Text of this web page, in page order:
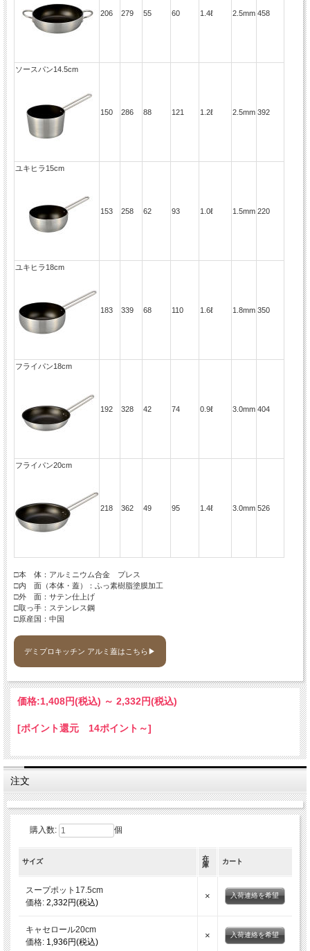
206 279 55 60 1.4ℓ 2.5mm 458
ソースパン14.5cm
150 286 88 121 1.2ℓ 2.5mm 392
ユキヒラ15cm
153 258 62 93 1.0ℓ 1.5mm 220
ユキヒラ18cm
183 339 68 110 1.6ℓ 1.8mm 350
フライパン18cm
192 328 42 74 0.9ℓ 3.0mm 404
フライパン20cm
218 362 49 95 1.4ℓ 3.0mm 526
□本 体：アルミニウム合金 プレス
□内 面（本体・蓋）：ふっ素樹脂塗膜加工
□外 面：サテン仕上げ
□取っ手：ステンレス鋼
□原産国：中国
デミプロキッチン アルミ蓋はこちら▶
価格:1,408円(税込) ～ 2,332円(税込)
[ポイント還元 14ポイント～]
注文
購入数: 個
サイズ
在
庫
カート
スープポット17.5cm
価格: 2,332円(税込)
× 入荷連絡を希望
キャセロール20cm
価格: 1,936円(税込)
× 入荷連絡を希望